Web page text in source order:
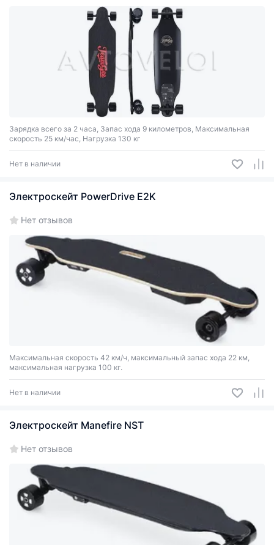
Зарядка всего за 2 часа, Запас хода 9 километров, Максимальная
скорость 25 км/час, Нагрузка 130 кг
Нет в наличии
Электроскейт PowerDrive E2K
Нет отзывов
Максимальная скорость 42 км/ч, максимальный запас хода 22 км,
максимальная нагрузка 100 кг.
Нет в наличии
Электроскейт Manefire NST
Нет отзывов